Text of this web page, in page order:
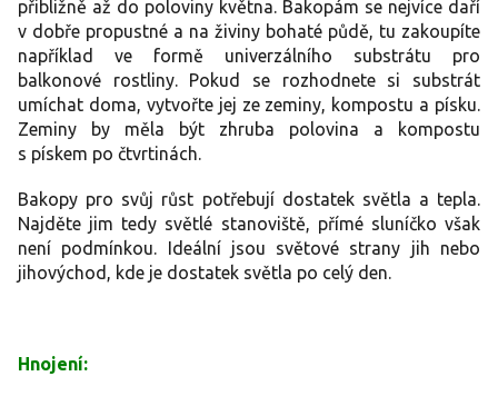
přibližně až do poloviny května. Bakopám se nejvíce daří
v dobře propustné a na živiny bohaté půdě, tu zakoupíte
například ve formě univerzálního substrátu pro
balkonové rostliny. Pokud se rozhodnete si substrát
umíchat doma, vytvořte jej ze zeminy, kompostu a písku.
Zeminy by měla být zhruba polovina a kompostu
s pískem po čtvrtinách.
Bakopy pro svůj růst potřebují dostatek světla a tepla.
Najděte jim tedy světlé stanoviště, přímé sluníčko však
není podmínkou. Ideální jsou světové strany jih nebo
jihovýchod, kde je dostatek světla po celý den.
Hnojení: